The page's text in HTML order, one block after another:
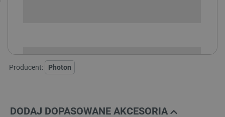
Producent: Photon
DODAJ DOPASOWANE AKCESORIA